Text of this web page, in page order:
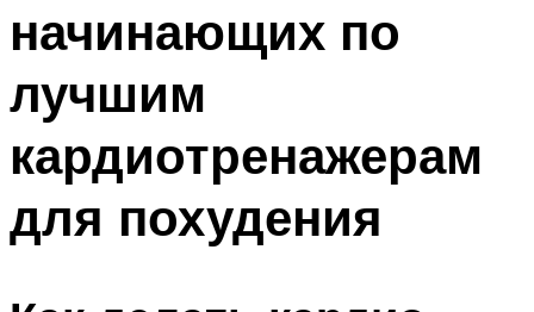
начинающих по
лучшим
кардиотренажерам
для похудения